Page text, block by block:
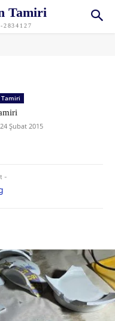
Tamiri
2834127
-
Tamiri
24 Şubat 2015